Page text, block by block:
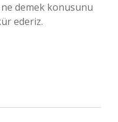
demek konusunu
ederiz.